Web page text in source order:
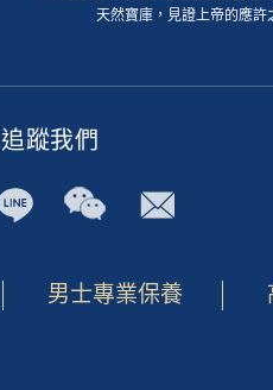
天然寶庫，見證上帝的應許
追蹤我們
男士專業保養